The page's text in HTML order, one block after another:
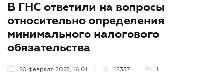
В ГНС ответили на вопросы
относительно определения
минимального налогового
обязательства
20 февраля 2023, 16:01 15357 1